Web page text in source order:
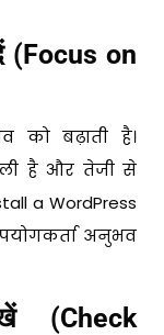
(Focus on
को बढ़ाती है।
है और तेजी से
a WordPress
अनुभव
(Check